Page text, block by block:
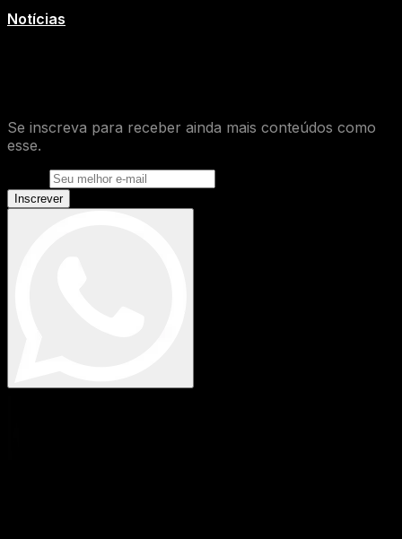
Notícias
Se inscreva para receber ainda mais conteúdos como
esse.
Inscrever